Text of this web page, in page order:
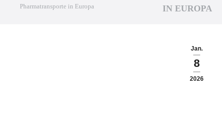
Pharmatransporte in Europa
IN EUROPA
Jan.
8
2026